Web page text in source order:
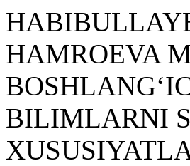
HAMROEVA
BILIMLARNI